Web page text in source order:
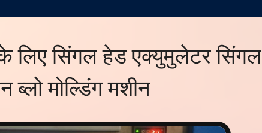
लिए सिंगल हेड एक्युमुलेटर सिंगल
ब्लो मोल्डिंग मशीन